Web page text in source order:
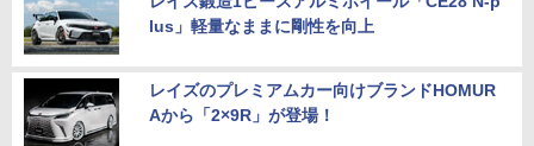
lus」軽量なままに剛性を向上
レイズのプレミアムカー向けブランドHOMUR
Aから「2×9R」が登場！